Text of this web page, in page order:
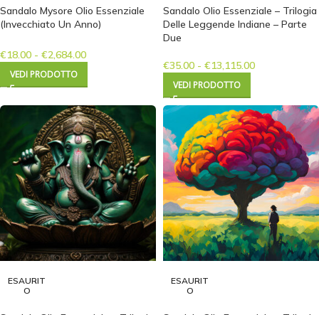
Sandalo Mysore Olio Essenziale
(Invecchiato Un Anno)
€18.00 - €2,684.00
VEDI PRODOTTO
Sandalo Olio Essenziale – Trilogia
Delle Leggende Indiane – Parte
Due
€35.00 - €13,115.00
VEDI PRODOTTO
ESAURIT
O
ESAURIT
O